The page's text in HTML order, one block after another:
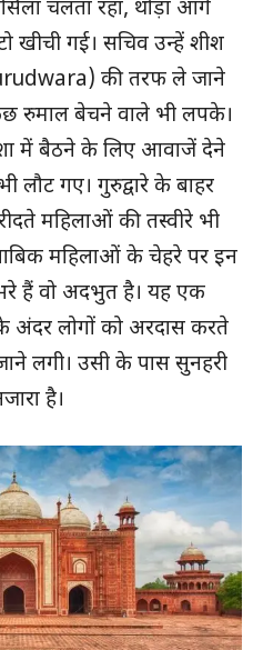
चलता रहा, थोड़ा आगे
खीची गई। सचिव उन्हें शीश
की तरफ ले जाने
रुमाल बेचने वाले भी लपके।
में बैठने के लिए आवाजें देने
गए। गुरुद्वारे के बाहर
महिलाओं की तस्वीरे भी
महिलाओं के चेहरे पर इन
हैं वो अदभुत है। यह एक
अंदर लोगों को अरदास करते
लगी। उसी के पास सुनहरी
है।